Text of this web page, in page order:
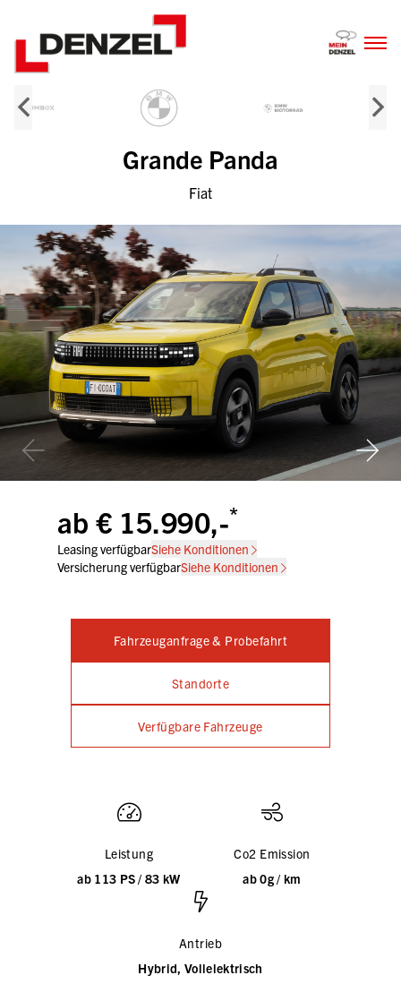
Inhalt
Grande Panda
Fiat
ab € 15.990,-*
Leasing verfügbarSiehe Konditionen
Versicherung verfügbarSiehe Konditionen
Leistung
ab 113 PS / 83 kW
Co2 Emission
ab 0g / km
Antrieb
Hybrid, Vollelektrisch
Fahrzeuganfrage & Probefahrt
Standorte
Verfügbare Fahrzeuge